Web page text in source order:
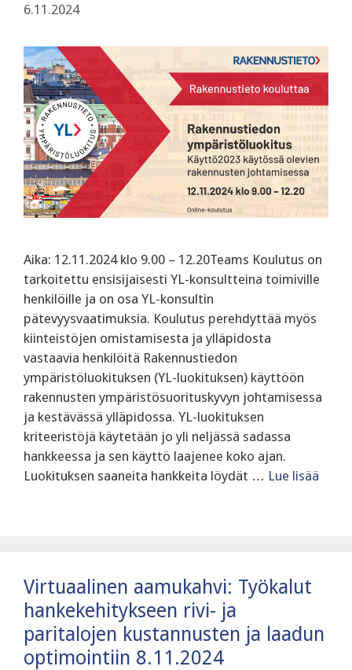
6.11.2024
Aika: 12.11.2024 klo 9.00 – 12.20Teams Koulutus on
tarkoitettu ensisijaisesti YL-konsultteina toimiville
henkilöille ja on osa YL-konsultin
pätevyysvaatimuksia. Koulutus perehdyttää myös
kiinteistöjen omistamisesta ja ylläpidosta
vastaavia henkilöitä Rakennustiedon
ympäristöluokituksen (YL-luokituksen) käyttöön
rakennusten ympäristösuorituskyvyn johtamisessa
ja kestävässä ylläpidossa. ‍YL-luokituksen
kriteeristöjä käytetään jo yli neljässä sadassa
hankkeessa ja sen käyttö laajenee koko ajan.
Luokituksen saaneita hankkeita löydät … Lue lisää
Virtuaalinen aamukahvi: Työkalut
hankekehitykseen rivi- ja
paritalojen kustannusten ja laadun
optimointiin 8.11.2024